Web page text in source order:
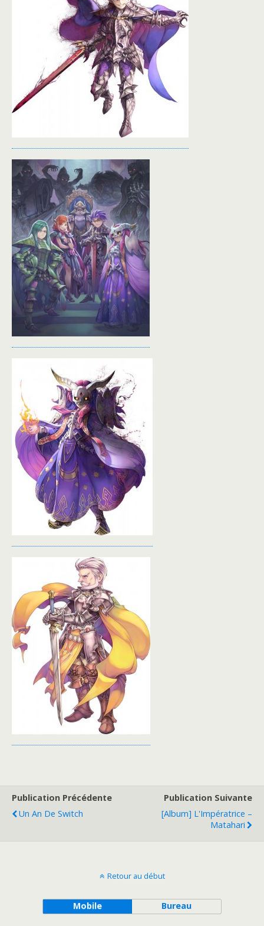
Publication Précédente
Un An De Switch
Publication Suivante
[Album] L'Impératrice –
Matahari
Retour au début
Mobile Bureau